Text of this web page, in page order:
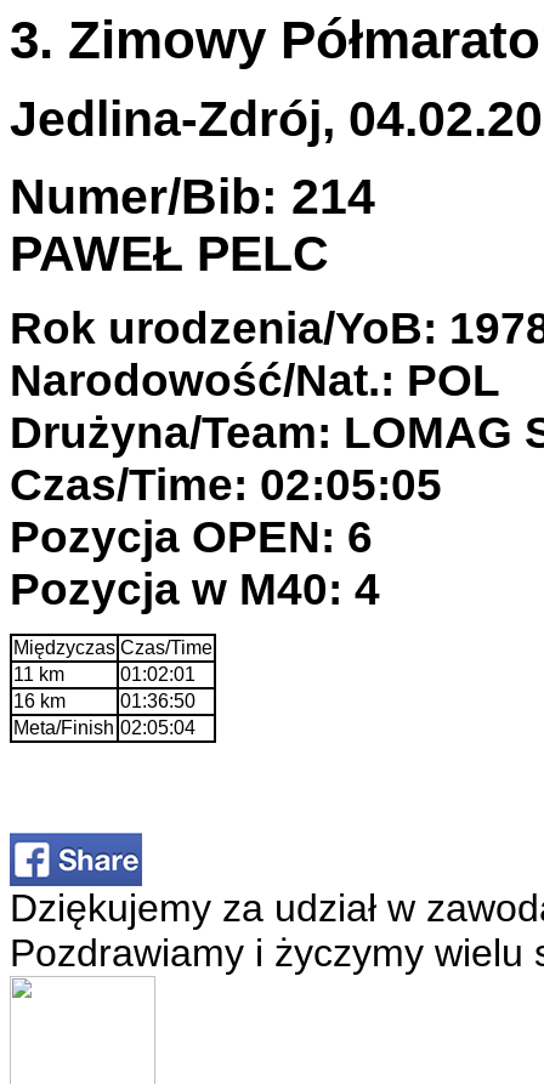
3. Zimowy
Jedlina-Zdrój,
Numer/Bib: 214
PAWEŁ PELC
Rok urodzenia/YoB:
Narodowość/Nat.: POL
Drużyna/Team: LOMAG
Czas/Time: 02:05:05
Pozycja OPEN: 6
Pozycja w M40: 4
Międzyczas Czas/Time
11 km
01:02:01
16 km
01:36:50
Meta/Finish 02:05:04
Dziękujemy za udział w
Pozdrawiamy i życzymy wielu